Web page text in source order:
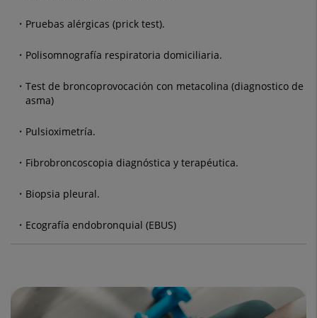
Pruebas alérgicas (prick test).
Polisomnografía respiratoria domiciliaria.
Test de broncoprovocación con metacolina (diagnostico de
asma)
Pulsioximetría.
Fibrobroncoscopia diagnóstica y terapéutica.
Biopsia pleural.
Ecografía endobronquial (EBUS)